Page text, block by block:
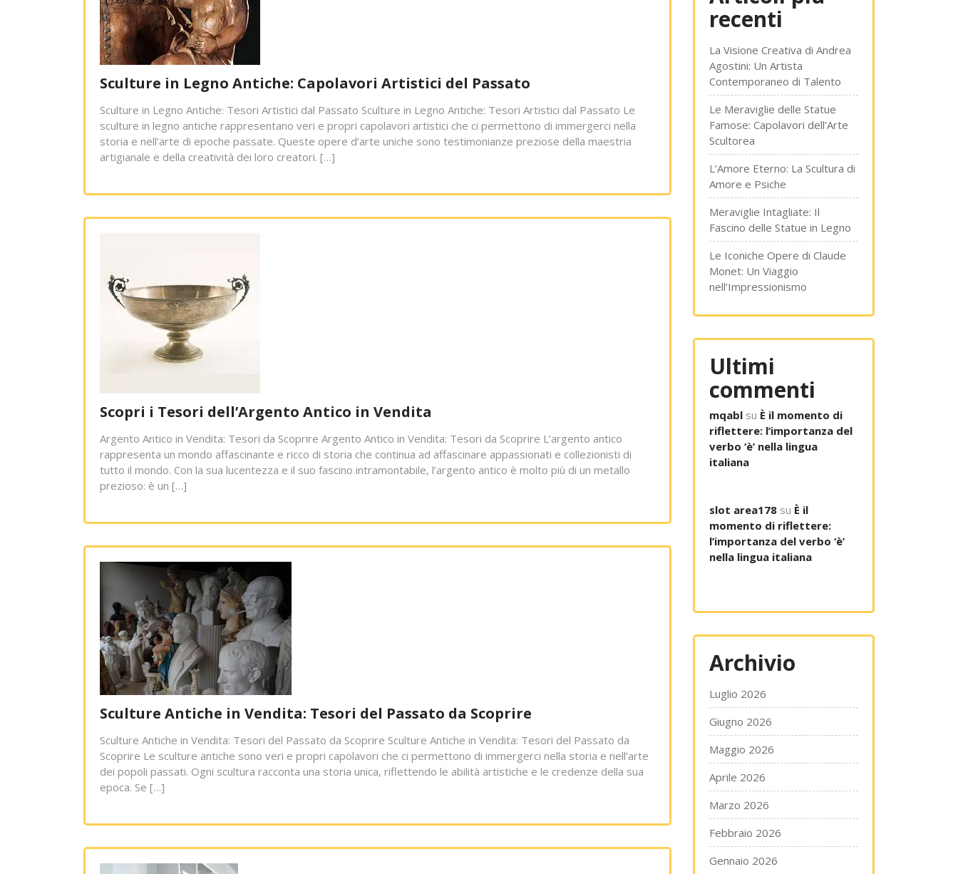
Sculture in Legno Antiche: Capolavori Artistici del Passato
Sculture in Legno Antiche: Tesori Artistici dal Passato Sculture in Legno Antiche: Tesori Artistici dal Passato Le
sculture in legno antiche rappresentano veri e propri capolavori artistici che ci permettono di immergerci nella
storia e nell’arte di epoche passate. Queste opere d’arte uniche sono testimonianze preziose della maestria
artigianale e della creatività dei loro creatori. […]
Scopri i Tesori dell’Argento Antico in Vendita
Argento Antico in Vendita: Tesori da Scoprire Argento Antico in Vendita: Tesori da Scoprire L’argento antico
rappresenta un mondo affascinante e ricco di storia che continua ad affascinare appassionati e collezionisti di
tutto il mondo. Con la sua lucentezza e il suo fascino intramontabile, l’argento antico è molto più di un metallo
prezioso: è un […]
Sculture Antiche in Vendita: Tesori del Passato da Scoprire
Sculture Antiche in Vendita: Tesori del Passato da Scoprire Sculture Antiche in Vendita: Tesori del Passato da
Scoprire Le sculture antiche sono veri e propri capolavori che ci permettono di immergerci nella storia e nell’arte
dei popoli passati. Ogni scultura racconta una storia unica, riflettendo le abilità artistiche e le credenze della sua
epoca. Se […]
recenti
La Visione Creativa di Andrea
Agostini: Un Artista
Contemporaneo di Talento
Le Meraviglie delle Statue
Famose: Capolavori dell’Arte
Scultorea
L’Amore Eterno: La Scultura di
Amore e Psiche
Meraviglie Intagliate: Il
Fascino delle Statue in Legno
Le Iconiche Opere di Claude
Monet: Un Viaggio
nell’Impressionismo
Ultimi
commenti
mqabl su È il momento di
riflettere: l’importanza del
verbo ‘è’ nella lingua
italiana
slot area178 su È il
momento di riflettere:
l’importanza del verbo ‘è’
nella lingua italiana
Archivio
Luglio 2026
Giugno 2026
Maggio 2026
Aprile 2026
Marzo 2026
Febbraio 2026
Gennaio 2026